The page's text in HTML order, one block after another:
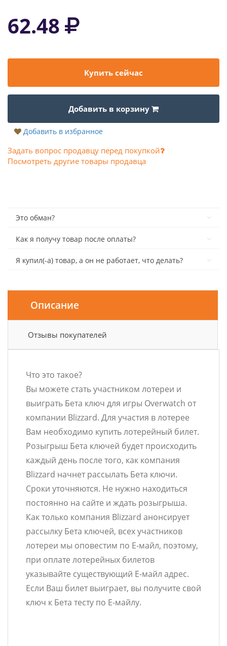
62.48
Купить сейчас
Добавить в корзину
Добавить в избранное
Задать вопрос продавцу перед покупкой
Посмотреть другие товары продавца
Это обман?
Как я получу товар после оплаты?
Я купил(-а) товар, а он не работает, что делать?
Описание
Отзывы покупателей
Что это такое?
Вы можете стать участником лотереи и
выиграть Бета ключ для игры Overwatch от
компании Blizzard. Для участия в лотерее
Вам необходимо купить лотерейный билет.
Розыгрыш Бета ключей будет происходить
каждый день после того, как компания
Blizzard начнет рассылать Бета ключи.
Сроки уточняются. Не нужно находиться
постоянно на сайте и ждать розыгрыша.
Как только компания Blizzard анонсирует
рассылку Бета ключей, всех участников
лотереи мы оповестим по Е-майл, поэтому,
при оплате лотерейных билетов
указывайте существующий Е-майл адрес.
Если Ваш билет выиграет, вы получите свой
ключ к Бета тесту по Е-майлу.